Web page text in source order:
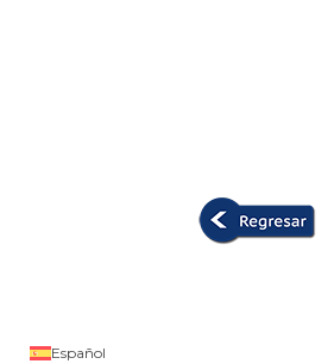
Español